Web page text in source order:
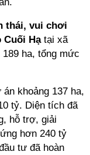
thái, vui chơi
Cuối Hạtại xã
ha, tổng mức
khoảng 137 ha,
tỷ. Diện tích đã
hỗ trợ, giải
hơn 240 tỷ
tư đã hoàn